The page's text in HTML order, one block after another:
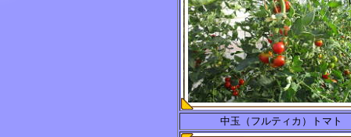
中玉（フルティカ）トマト